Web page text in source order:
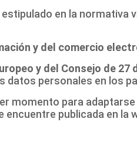
en la normativa
y del comercio
y del Consejo de
personales en los
momento para
publicada en la